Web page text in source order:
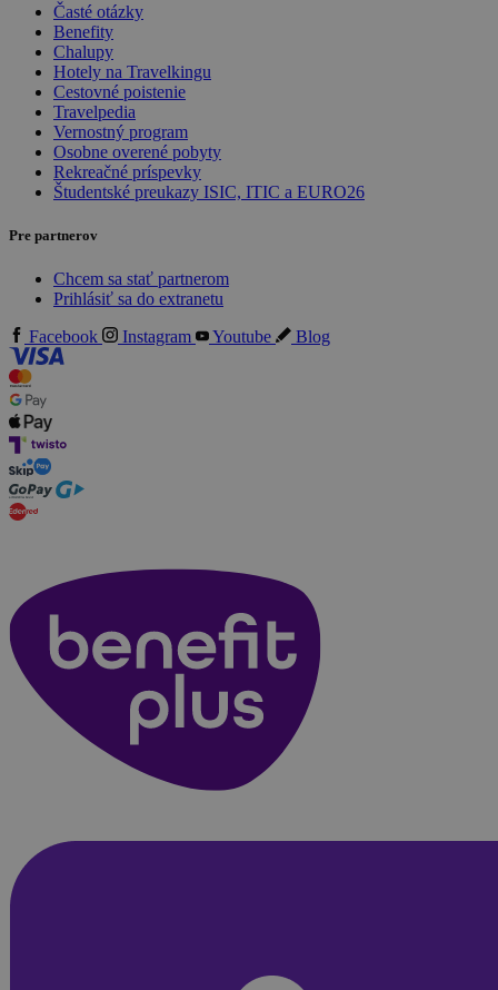
Časté otázky
Benefity
Chalupy
Hotely na Travelkingu
Cestovné poistenie
Travelpedia
Vernostný program
Osobne overené pobyty
Rekreačné príspevky
Študentské preukazy ISIC, ITIC a EURO26
Pre partnerov
Chcem sa stať partnerom
Prihlásiť sa do extranetu
Facebook
Instagram Youtube Blog